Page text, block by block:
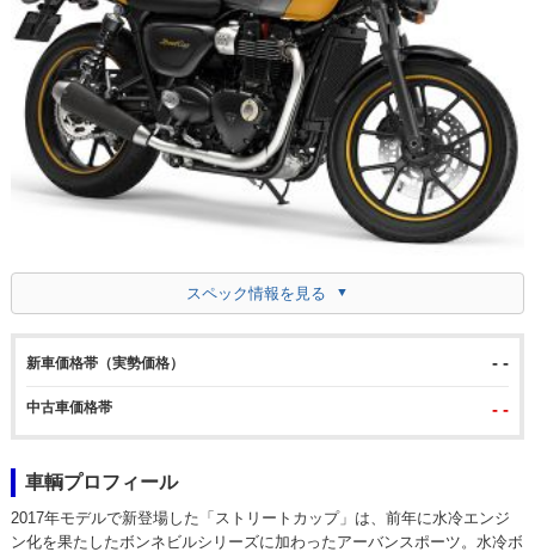
スペック情報を見る
新車価格帯（実勢価格） - -
中古車価格帯 - -
車輌プロフィール
2017年モデルで新登場した「ストリートカップ」は、前年に水冷エンジ
ン化を果たしたボンネビルシリーズに加わったアーバンスポーツ。水冷ボ